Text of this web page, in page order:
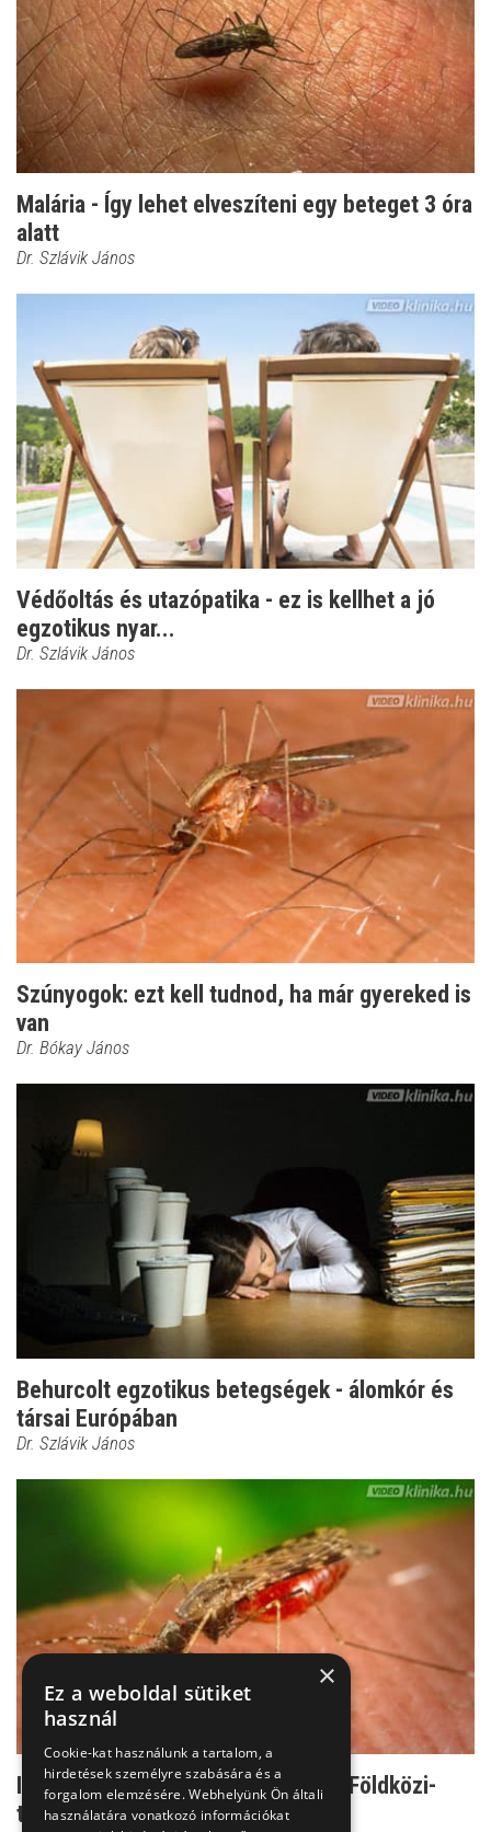
Malária - Így lehet elveszíteni egy beteget 3 óra
alatt
Dr. Szlávik János
Védőoltás és utazópatika - ez is kellhet a jó
egzotikus nyar...
Dr. Szlávik János
Szúnyogok: ezt kell tudnod, ha már gyereked is
van
Dr. Bókay János
Behurcolt egzotikus betegségek - álomkór és
társai Európában
Dr. Szlávik János
Ilyen veszélyek is fenyegethetik a Földközi-
tengernél nyaral...
×
Ez a weboldal sütiket
használ
Cookie-kat használunk a tartalom, a
hirdetések személyre szabására és a
forgalom elemzésére. Webhelyünk Ön általi
használatára vonatkozó információkat